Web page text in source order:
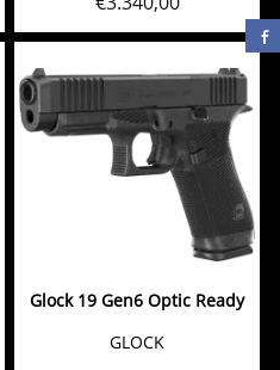
Glock 19 Gen6 Optic Ready
GLOCK